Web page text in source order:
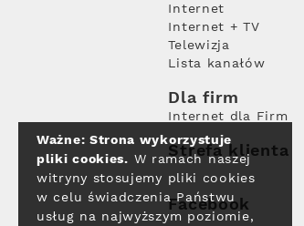
Internet
Internet + TV
Telewizja
Lista kanałów
Dla firm
Internet dla Firm
Strefa klienta
Facebook
Ważne: Strona wykorzystuje
pliki cookies. W ramach naszej
witryny stosujemy pliki cookies
w celu świadczenia Państwu
usług na najwyższym poziomie,